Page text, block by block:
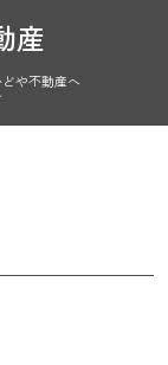
産
や不動産へ